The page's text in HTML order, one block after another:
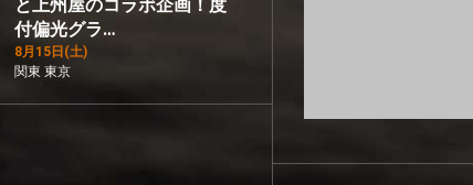
と上州屋のコラボ企画！度
付偏光グラ…
8月15日(土)
関東 東京